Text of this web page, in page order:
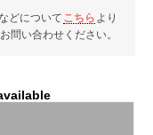
どについて こちら より
お問い合わせください。